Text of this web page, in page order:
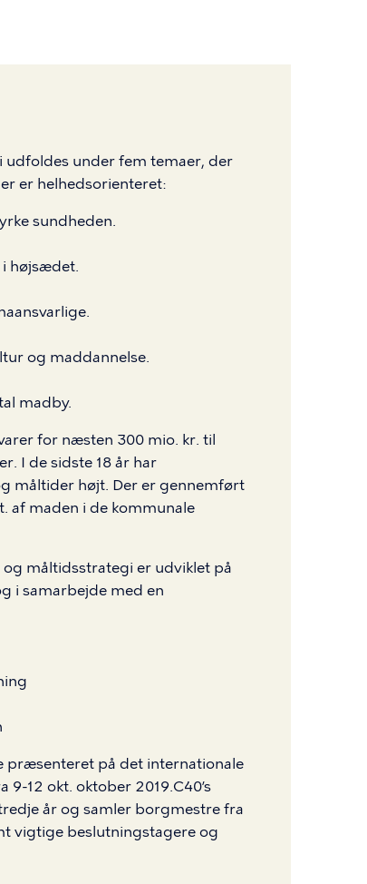
under fem temaer, der
er helhedsorienteret:
sundheden.
højsædet.
og maddannelse.
madby.
for næsten 300 mio. kr. til
I de sidste 18 år har
måltider højt. Der er gennemført
af maden i de kommunale
måltidsstrategi er udviklet på
i samarbejde med en
præsenteret på det internationale
12 okt. oktober 2019.C40’s
år og samler borgmestre fra
vigtige beslutningstagere og